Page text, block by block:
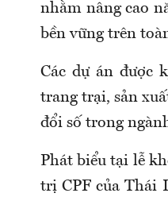
nhằm nâng cao
bền vững trên
Các dự án được
trang trại, sản
đổi số trong
Phát biểu tại lễ
trị CPF của Thái